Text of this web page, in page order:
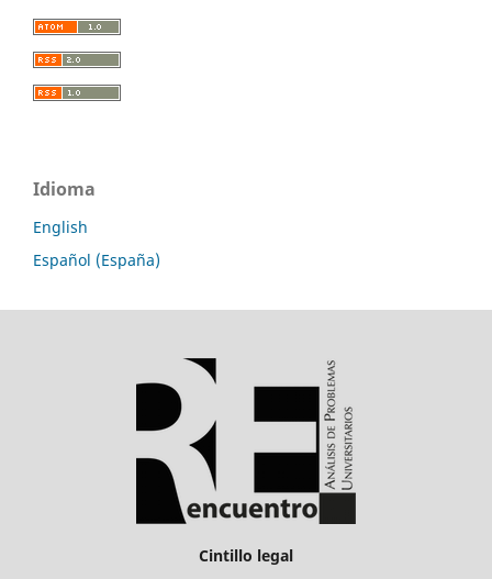
Idioma
English
Español (España)
Cintillo legal